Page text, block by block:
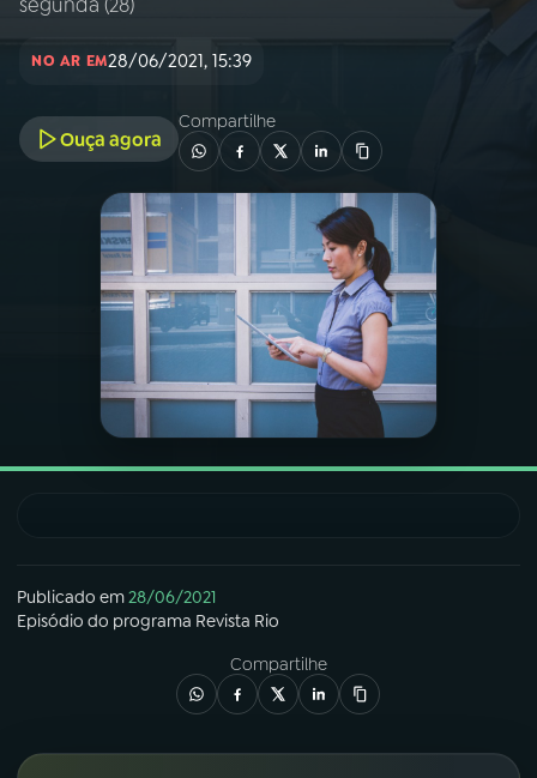
INÍCIO
A RÁDIO
PROGRAMAÇÃO
PROGRAMAS
08FESTIVAL DE MÚSICA
ACOMPANHE A RÁDIO NACIONAL
NO AR EM28/06/2021, 15:39
Ouça agora
Compartilhe
Publicado em28/06/2021
Episódio do programa Revista Rio
Compartilhe